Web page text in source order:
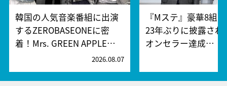
韓国の人気音楽番組に出演
するZEROBASEONEに密
着！Mrs. GREEN APPLE…
2026.08.07
『Mステ』豪華8組
23年ぶりに披露され
オンセラー達成…